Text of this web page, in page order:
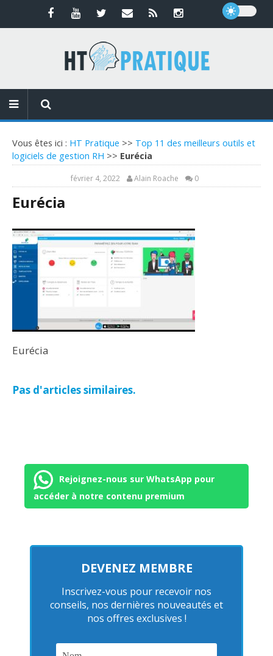
Vous êtes ici : HT Pratique >> Top 11 des meilleurs outils et
logiciels de gestion RH >> Eurécia
février 4, 2022 Alain Roache 0
Eurécia
Eurécia
Pas d'articles similaires.
Rejoignez-nous sur WhatsApp pour
accéder à notre contenu premium
DEVENEZ MEMBRE
Inscrivez-vous pour recevoir nos
conseils, nos dernières nouveautés et
nos offres exclusives !